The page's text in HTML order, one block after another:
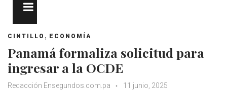
CINTILLO , ECONOMÍA
Panamá formaliza solicitud para
ingresar a la OCDE
Redacción Ensegundos.com.pa
11 junio, 2025